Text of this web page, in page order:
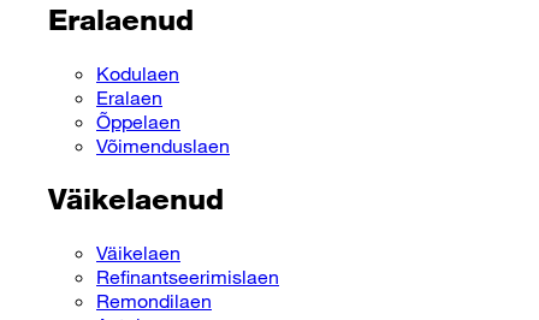
Eralaenud
Kodulaen
Eralaen
Õppelaen
Võimenduslaen
Väikelaenud
Väikelaen
Refinantseerimislaen
Remondilaen